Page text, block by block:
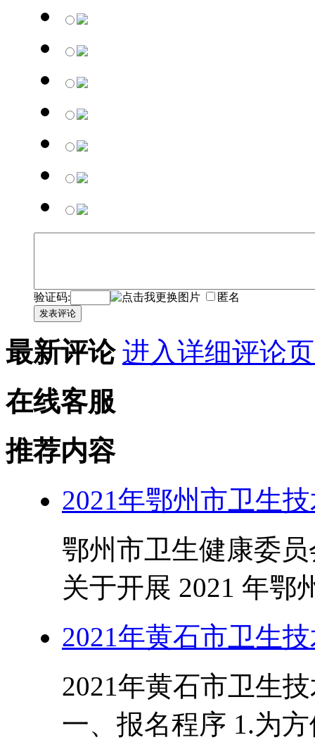
验证码: 匿名
发表评论
最新评论 进入详细评论
在线客服
推荐内容
2021年鄂州市卫生
鄂州市卫生健康委
关于开展 2021 年鄂
2021年黄石市卫生
2021年黄石市卫生
一、报名程序 1.为